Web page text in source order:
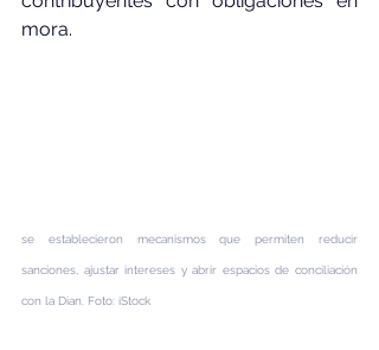
mora.
se establecieron mecanismos que permiten reducir
sanciones, ajustar intereses y abrir espacios de conciliación
con la Dian. Foto: iStock